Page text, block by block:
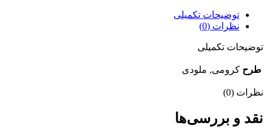
توضیحات تکمیلی
نظرات (0)
توضیحات تکمیلی
طرح کرومی, ملودی
نظرات (0)
نقد و بررسی‌ها